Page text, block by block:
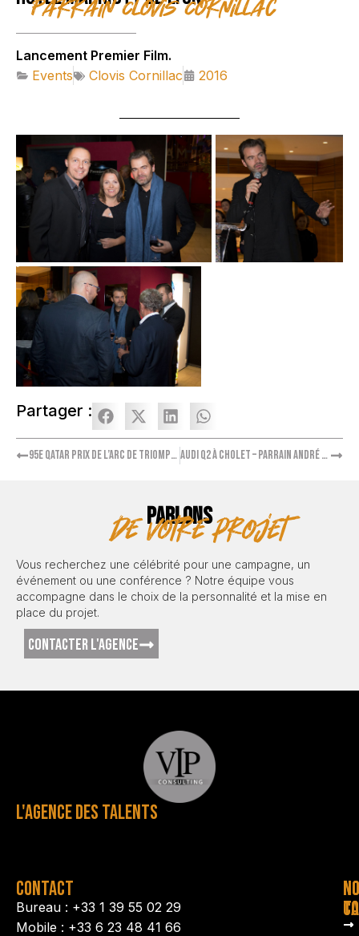
Parrain Clovis Cornillac
Lancement Premier Film.
Events
Clovis Cornillac 2016
Partager :
95e Qatar Prix de l’Arc de Triomphe à Chantilly Audi Q2 à Cholet – Parrain André Manoukian
PARLONS
de votre projet
Vous recherchez une célébrité pour une campagne, un
événement ou une conférence ? Notre équipe vous
accompagne dans le choix de la personnalité et la mise en
place du projet.
CONTACTER L'AGENCE
L'AGENCE DES TALENTS
CONTACT
Bureau : +33 1 39 55 02 29
Mobile : +33 6 23 48 41 66